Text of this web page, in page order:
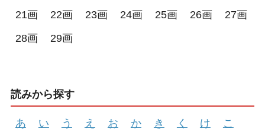
21画 22画 23画 24画 25画 26画
27画
28画
29画
読みから探す
あ い う え お か き く け
こ